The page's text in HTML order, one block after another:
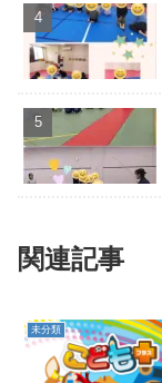
関連記事
未分類